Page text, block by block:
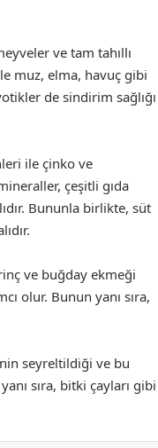
ve tam tahıllı
muz, elma, havuç gibi
de sindirim sağlığı
ile çinko ve
çeşitli gıda
Bununla birlikte, süt
ve buğday ekmeği
olur. Bunun yanı sıra,
seyreltildiği ve bu
sıra, bitki çayları gibi